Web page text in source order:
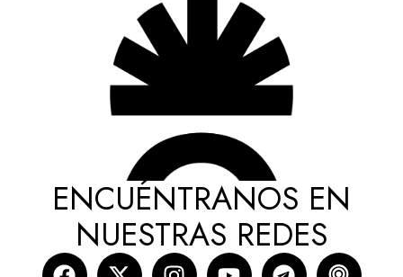
ENCUÉNTRANOS EN
NUESTRAS REDES